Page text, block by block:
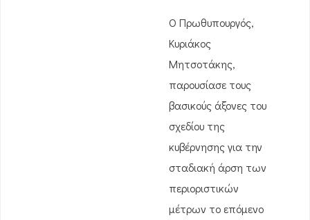
Ο Πρωθυπουργός,
Κυριάκος
Μητσοτάκης,
παρουσίασε τους
βασικούς άξονες του
σχεδίου της
κυβέρνησης για την
σταδιακή άρση των
περιοριστικών
μέτρων το επόμενο